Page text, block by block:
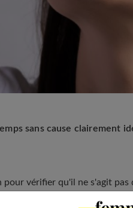
sans cause clairement
pour vérifier qu'il ne s'agit
polype) de la paroi